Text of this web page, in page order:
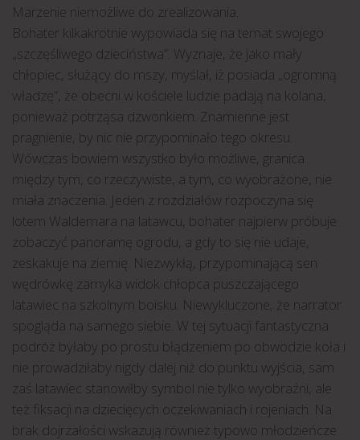
Marzenie niemożliwe do zrealizowania.
Bohater kilkakrotnie wypowiada się na temat swojego
„szczęśliwego dzieciństwa”. Wyznaje, że jako mały
chłopiec, służący do mszy, myślał, iż posiada „ogromną
władzę”, że obecni w kościele ludzie padają na kolana,
ponieważ potrząsa dzwonkiem. Znamienne jest
pragnienie, by nic nie przypominało tego okresu.
Wówczas bowiem wszystko było możliwe, granica
między tym, co rzeczywiste, a tym, co wyobrażone, nie
miała znaczenia. Jeden z rozdziałów rozpoczyna się
lotem Waldemara na latawcu, bohater najpierw próbuje
zobaczyć panoramę ogrodu, a gdy to się nie udaje,
zeskakuje na ziemię. Niezwykłą, przypominającą sen
wędrówkę zamyka widok chłopca puszczającego
latawiec na szkolnym boisku. Niewykluczone, że narrator
spogląda na samego siebie. W tej sytuacji fantastyczna
podróż byłaby po prostu błądzeniem po obwodzie koła i
nie prowadziłaby nigdy dalej niż do punktu wyjścia, sam
zaś latawiec stanowiłby symbol nie tylko wyobraźni, ale
też fiksacji na dziecięcych oczekiwaniach i rojeniach. Na
brak dojrzałości wskazują również typowo młodzieńcze